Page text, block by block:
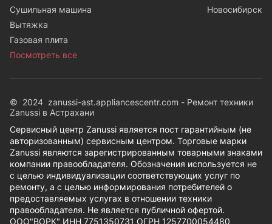
Сушильная машина
Вытяжка
Газовая плита
Посмотреть все
Новосибирск
© 2024 zanussi-ast.appliancescentr.com - Ремонт техники
Zanussi в Астрахани
Сервисный центр Zanussi является пост гарантийным (не
авторизованным) сервисным центром. Торговые марки
Zanussi являются зарегистрированным товарными знаками
компании правообладателя. Обозначения используется не
с целью индивидуализации соответствующих услуг по
ремонту, а с целью информирования потребителей о
предоставляемых услугах в отношении техники
правообладателя. Не является публичной офертой.
ООО"ВОРК" ИНН 7751350731 ОГРН 1257700054480